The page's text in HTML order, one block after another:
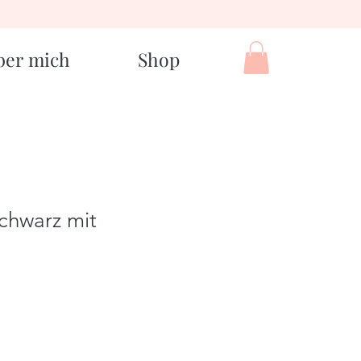
mich Shop
mit